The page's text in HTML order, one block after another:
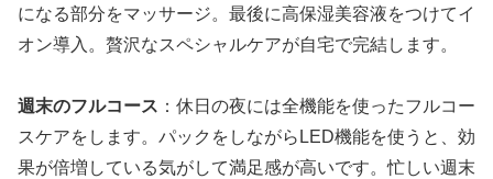
になる部分をマッサージ。最後に高保湿美容液をつけてイ
オン導入。贅沢なスペシャルケアが自宅で完結します。
週末のフルコース ：休日の夜には全機能を使ったフルコー
スケアをします。パックをしながらLED機能を使うと、効
果が倍増している気がして満足感が高いです。忙しい週末